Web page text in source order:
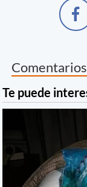
Comentarios